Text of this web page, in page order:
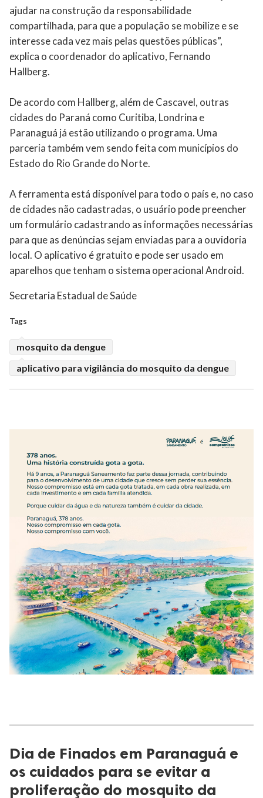
ajudar na construção da responsabilidade
compartilhada, para que a população se mobilize e se
interesse cada vez mais pelas questões públicas”,
explica o coordenador do aplicativo, Fernando
Hallberg.
De acordo com Hallberg, além de Cascavel, outras
cidades do Paraná como Curitiba, Londrina e
Paranaguá já estão utilizando o programa. Uma
parceria também vem sendo feita com municípios do
Estado do Rio Grande do Norte.
A ferramenta está disponível para todo o país e, no caso
de cidades não cadastradas, o usuário pode preencher
um formulário cadastrando as informações necessárias
para que as denúncias sejam enviadas para a ouvidoria
local. O aplicativo é gratuito e pode ser usado em
aparelhos que tenham o sistema operacional Android.
Secretaria Estadual de Saúde
Tags
mosquito da dengue
aplicativo para vigilância do mosquito da dengue
Dia de Finados em Paranaguá e
os cuidados para se evitar a
proliferação do mosquito da